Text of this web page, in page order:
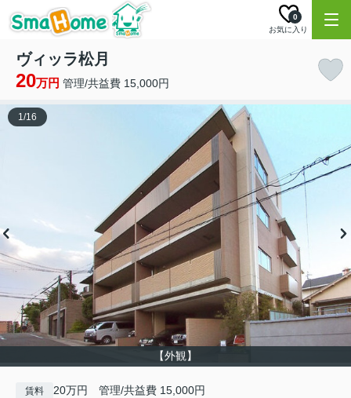
お気に入り
0
ヴィッラ松月
20万円 管理/共益費 15,000円
【外観】
1/16
賃料 20万円 管理/共益費 15,000円